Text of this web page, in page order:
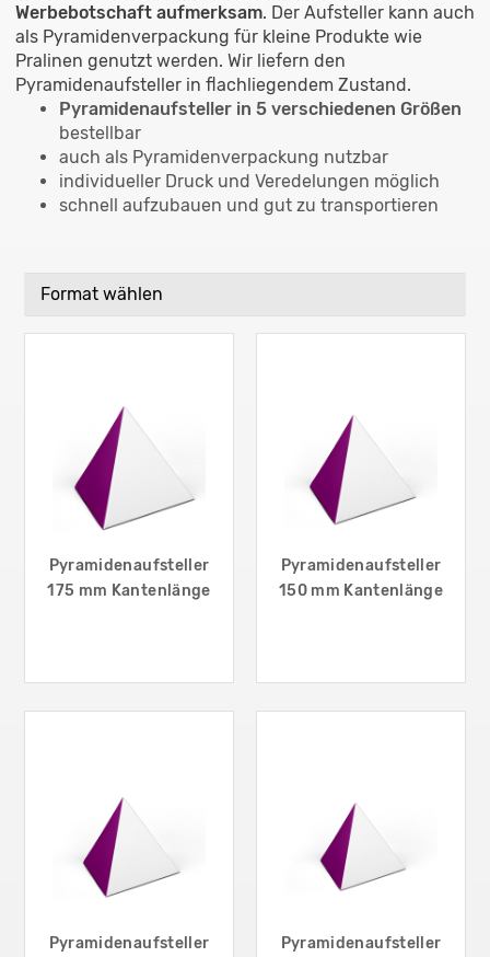
Werbebotschaft aufmerksam. Der Aufsteller kann auch
als Pyramidenverpackung für kleine Produkte wie
Pralinen genutzt werden. Wir liefern den
Pyramidenaufsteller in flachliegendem Zustand.
Pyramidenaufsteller in 5 verschiedenen Größen
bestellbar
auch als Pyramidenverpackung nutzbar
individueller Druck und Veredelungen möglich
schnell aufzubauen und gut zu transportieren
Format wählen
Pyramidenaufsteller
175 mm Kantenlänge
Pyramidenaufsteller
150 mm Kantenlänge
Pyramidenaufsteller
Pyramidenaufsteller